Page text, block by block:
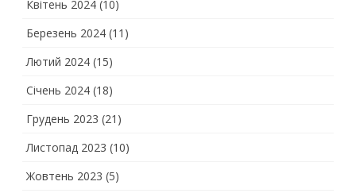
Квітень 2024 (10)
Березень 2024 (11)
Лютий 2024 (15)
Січень 2024 (18)
Грудень 2023 (21)
Листопад 2023 (10)
Жовтень 2023 (5)